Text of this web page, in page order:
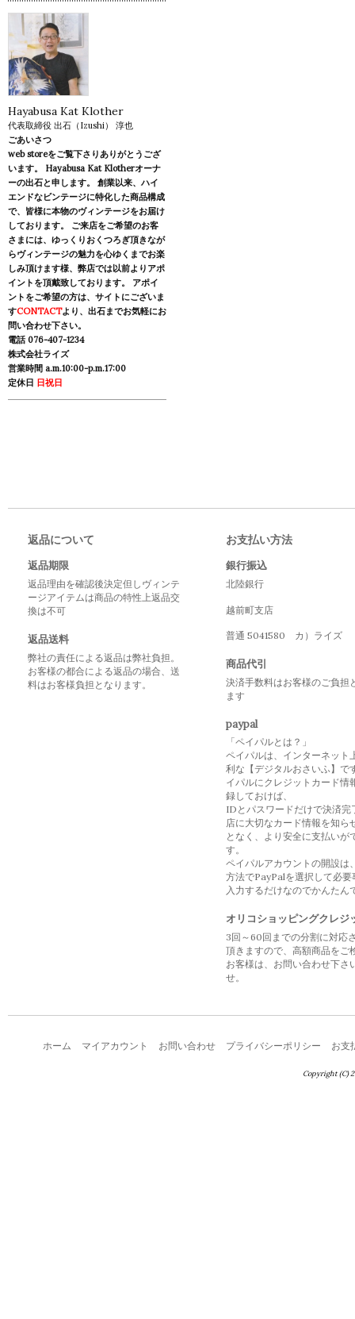
Hayabusa Kat Klother
代表取締役 出石（Izushi） 淳也
ごあいさつ
web storeをご覧下さりありがとうござ
います。 Hayabusa Kat Klotherオーナ
ーの出石と申します。 創業以来、ハイ
エンドなビンテージに特化した商品構成
で、皆様に本物のヴィンテージをお届け
しております。 ご来店をご希望のお客
さまには、ゆっくりおくつろぎ頂きなが
らヴィンテージの魅力を心ゆくまでお楽
しみ頂けます様、弊店では以前よりアポ
イントを頂戴致しております。 アポイ
ントをご希望の方は、サイトにございま
すCONTACTより、出石までお気軽にお
問い合わせ下さい。
電話 076-407-1234
株式会社ライズ
営業時間 a.m.10:00-p.m.17:00
定休日 日祝日
返品について
返品期限
返品理由を確認後決定但しヴィンテ
ージアイテムは商品の特性上返品交
換は不可
返品送料
弊社の責任による返品は弊社負担。
お客様の都合による返品の場合、送
料はお客様負担となります。
お支払い方法
銀行振込
北陸銀行
越前町支店
普通 5041580 カ）ライズ
商品代引
決済手数料はお客様のご負担
ます
paypal
「ペイパルとは？」
ペイパルは、インターネット
利な【デジタルおさいふ】で
イパルにクレジットカード情
録しておけば、
IDとパスワードだけで決済完
店に大切なカード情報を知ら
となく、より安全に支払いが
す。
ペイパルアカウントの開設は
方法でPayPalを選択して必要
入力するだけなのでかんたん
オリコショッピングクレジ
3回～60回までの分割に対応
頂きますので、高額商品をご
お客様は、お問い合わせ下さ
せ。
ホーム マイアカウント お問い合わせ プライバシーポリシー お支
Copyright (C)